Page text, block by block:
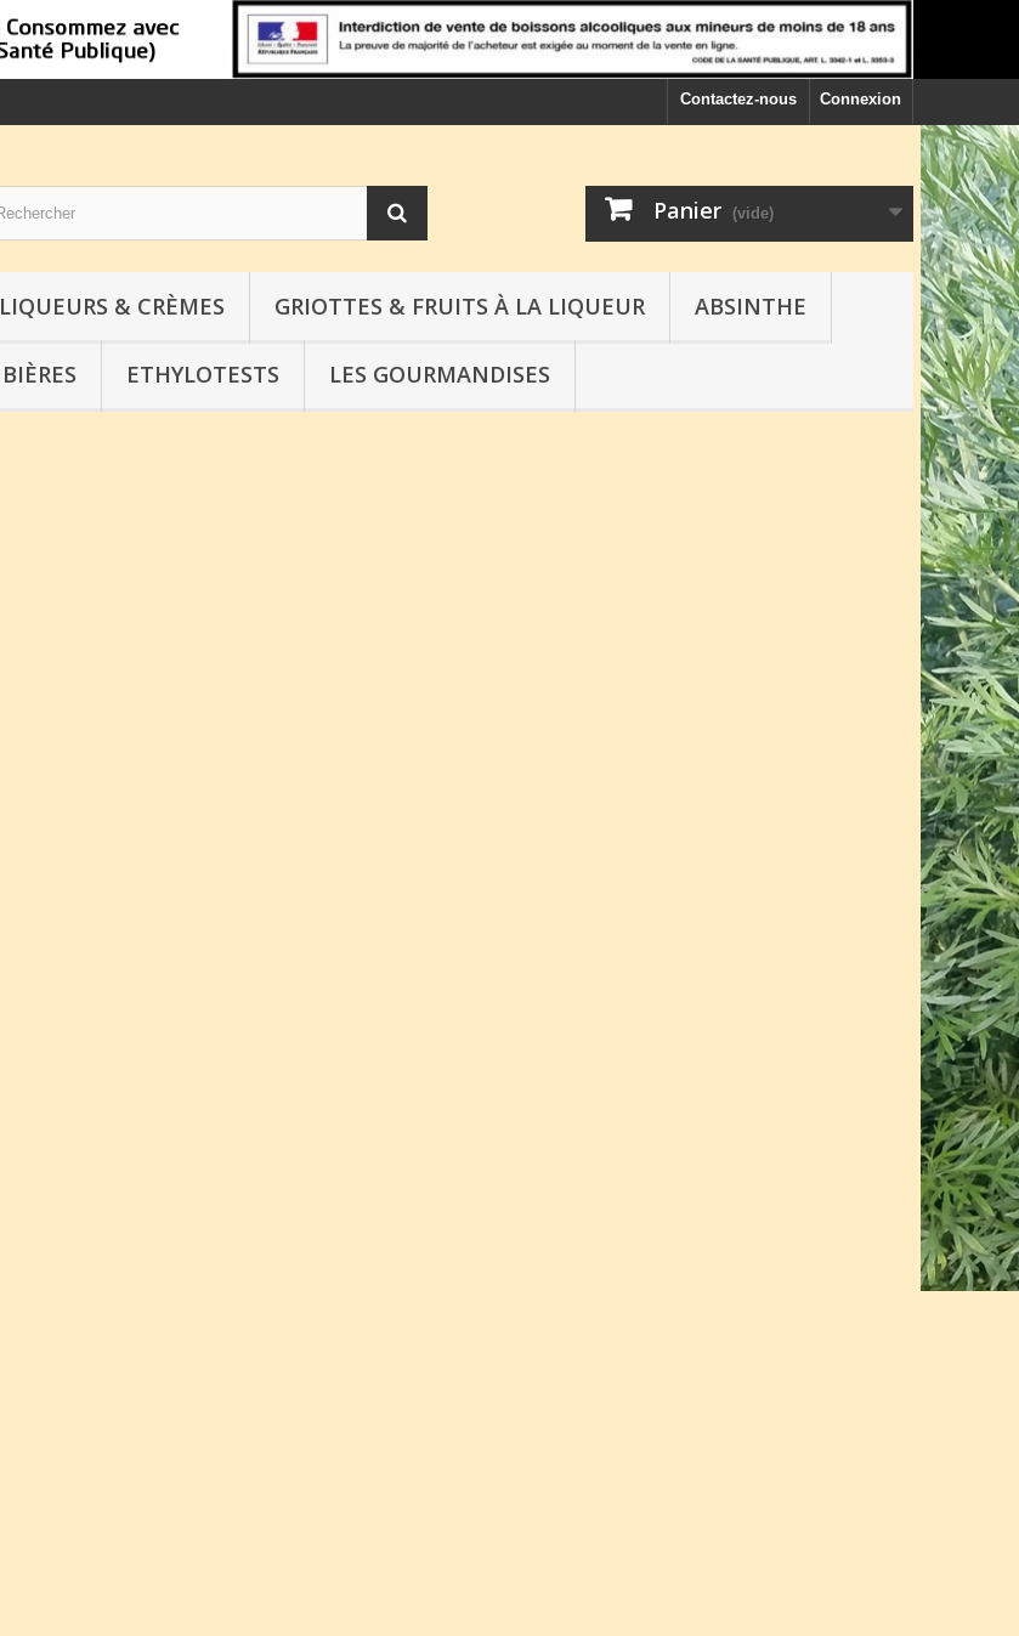
Connexion
Contactez-nous
Panier (vide)
LIQUEURS & CRÈMES GRIOTTES & FRUITS À LA LIQUEUR ABSINTHE
BIÈRES ETHYLOTESTS LES GOURMANDISES